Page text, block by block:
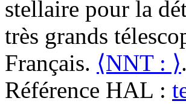
stellaire pour la
très grands
Français. ⟨NNT : ⟩.
Référence HAL :